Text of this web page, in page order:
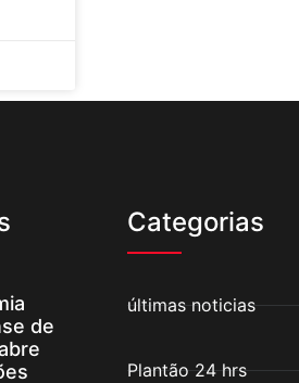
de
Categorias
últimas noticias
Plantão 24 hrs